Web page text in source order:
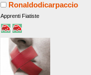
Ronaldodicarpaccio
Apprenti Fiatiste